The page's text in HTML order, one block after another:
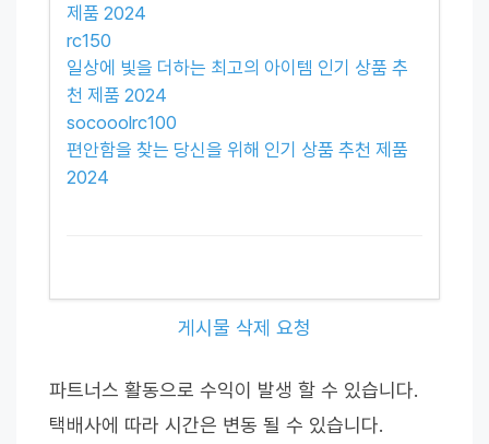
제품 2024
rc150
일상에 빛을 더하는 최고의 아이템 인기 상품 추
천 제품 2024
socooolrc100
편안함을 찾는 당신을 위해 인기 상품 추천 제품
2024
게시물 삭제 요청
파트너스 활동으로 수익이 발생 할 수 있습니다.
택배사에 따라 시간은 변동 될 수 있습니다.